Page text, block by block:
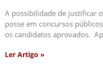
A possibilidade de justificar
posse em concursos
os candidatos aprovados.
Ler Artigo »